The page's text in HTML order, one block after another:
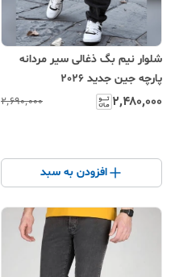
شلوار نیم بگ ذغالی سیر مردانه
پارچه جین جدید 2026
۲٬۴۸۰٬۰۰۰ ۲٬۶۹۰٬۰۰۰
افزودن به سبد